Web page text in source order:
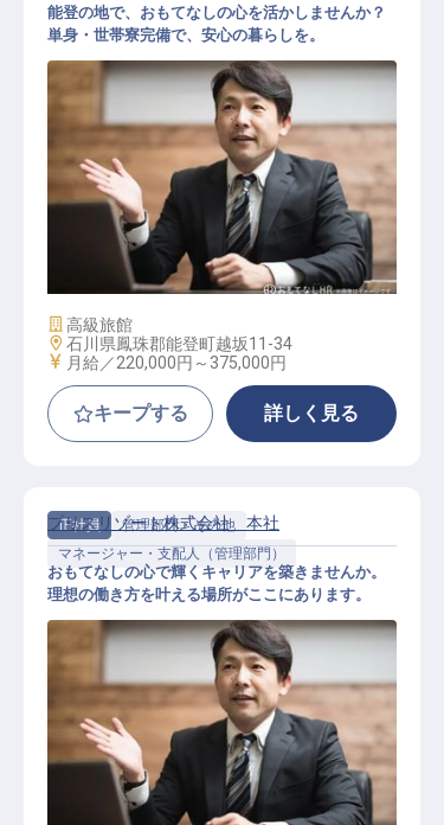
支配人（幹部候補）
能登の地で、おもてなしの心を活かしませんか？
単身・世帯寮完備で、安心の暮らしを。
施設業態
高級旅館
勤務地
石川県鳳珠郡能登町越坂11-34
給与
月給／220,000円～ 375,000円
キープする 詳しく見る
正社員
管理部門・その他
マネージャー・支配人（管理部門）
経営幹部・支配人候補
プリスリゾート株式会社 本社
おもてなしの心で輝くキャリアを築きませんか。
理想の働き方を叶える場所がここにあります。